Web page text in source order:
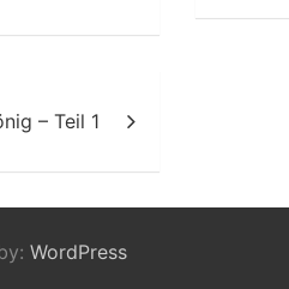
– Teil 1
WordPress